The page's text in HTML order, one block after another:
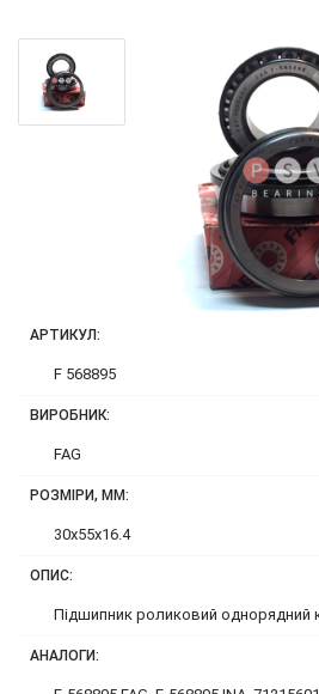
АРТИКУЛ:
F 568895
ВИРОБНИК:
FAG
РОЗМІРИ, ММ:
30x55x16.4
ОПИС:
Підшипник роликовий однорядний
АНАЛОГИ: